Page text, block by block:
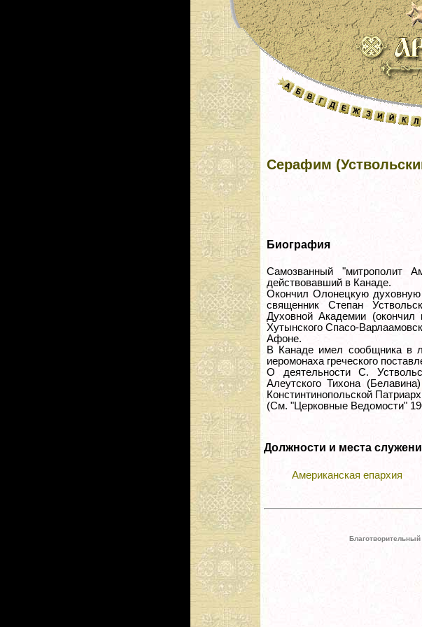
Серафим
Биография
Самозванный "митрополит
действовавший в Канаде.
Окончил Олонецкую
священник Степан
Духовной Академии
Хутынского Спасо-
Афоне.
В Канаде имел сообщника в
иеромонаха греческого
О деятельности С.
Алеутского Тихона
Констинтинопольской
(См. "Церковные Ведомости"
Должности и места
Американская епархия